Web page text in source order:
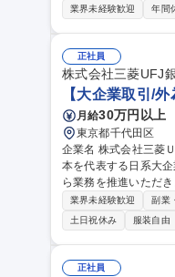
す。 【業務詳細】品質・効率（ex. テスト自動化）の向上や、今後のCloud/AI/IoT/DevOps時代のテスト・品質保
【自社開発ソフトウ
業界未経験歓迎 年間
正社員
株式会社三菱UFJ
【大企業取引/
月給30万円以上
東京都千代田区
企業名 株式会社三菱ＵＦＪ銀行 求人名 ■【大企業取引／外為業務】銀行出身
本を代表する日系大
ら業務を推進いただきます。 ■営業本部取引先のニーズにお応えすべく、マルチタ
め、安定的かつ高品
なります。
業界未経験歓迎 副業
土日祝休み
服装自由
正社員